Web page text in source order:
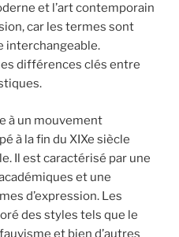
et l’art contemporain
car les termes sont
interchangeable.
différences clés entre
à un mouvement
à la fin du XIXe siècle
Il est caractérisé par une
et une
d’expression. Les
des styles tels que le
et bien d’autres